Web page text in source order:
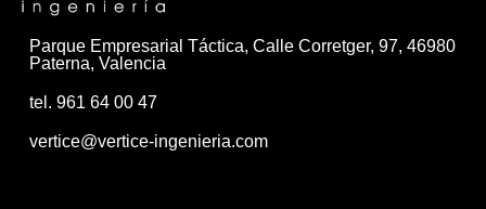
Parque Empresarial Táctica, Calle Corretger, 97, 46980
Paterna, Valencia
tel. 961 64 00 47
vertice@vertice-ingenieria.com